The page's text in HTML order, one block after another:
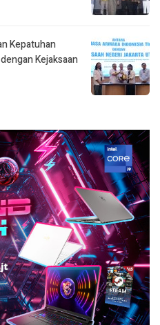
Kepatuhan
Kejaksaan